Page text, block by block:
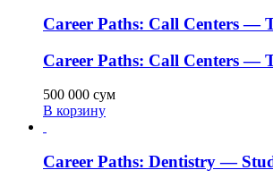
Career Paths: Call Centers —
Career Paths: Call Centers —
500 000 сум
В корзину
Career Paths: Dentistry —